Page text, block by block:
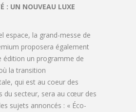
: UN NOUVEAU LUXE
espace, la grand-messe de
proposera également
édition un programme de
la transition
qui est au coeur des
du secteur, sera au cœur des
sujets annoncés : « Éco-